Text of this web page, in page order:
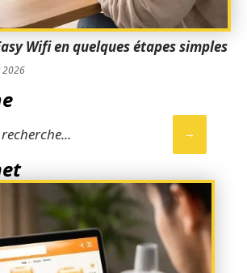
Wifi en quelques étapes simples
2026